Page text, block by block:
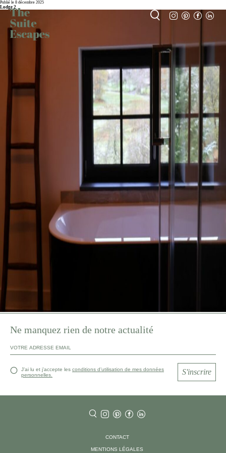
Publié le 8 décembre 2025
Lodge 2
Ne manquez rien de notre actualité
J’ai lu et j’accepte les conditions d’utilisation de mes données
personnelles.
S'inscrire
CONTACT
MENTIONS LÉGALES